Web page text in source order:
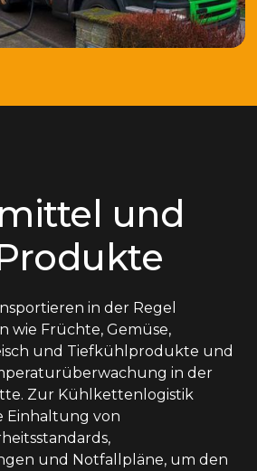
und
in der Regel
wie Früchte, Gemüse,
und Tiefkühlprodukte und
in der
Zur Kühlkettenlogistik
Einhaltung von
und Notfallpläne, um den